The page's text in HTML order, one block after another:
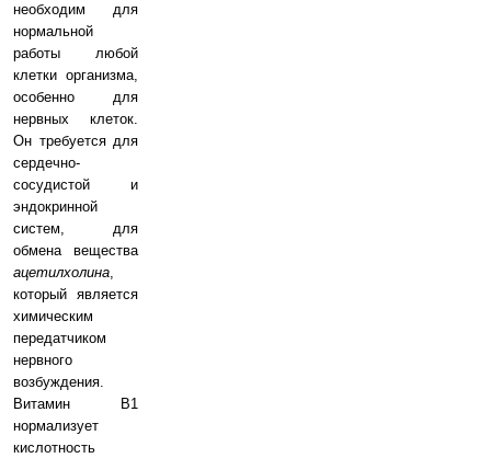
необходим для
нормальной
работы любой
клетки организма,
особенно для
нервных клеток.
Он требуется для
сердечно-
сосудистой и
эндокринной
систем, для
обмена вещества
ацетилхолина,
который является
химическим
передатчиком
нервного
возбуждения.
Витамин B1
нормализует
кислотность